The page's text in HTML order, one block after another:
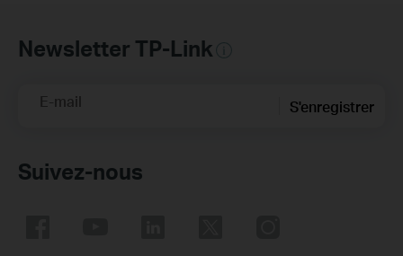
Newsletter TP-Link
E-mail S'enregistrer
Suivez-nous